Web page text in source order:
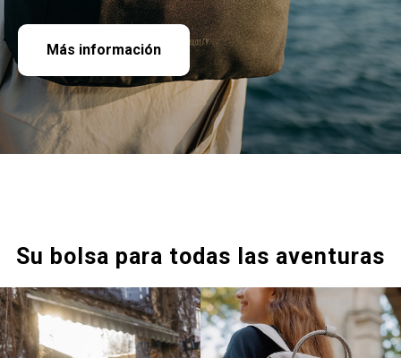
Más información
Su bolsa para todas las aventuras